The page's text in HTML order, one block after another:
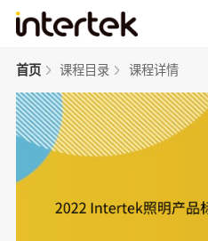
首页 课程目录 课程详情